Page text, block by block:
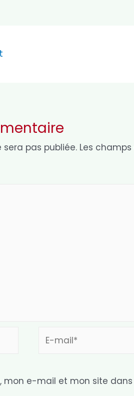
pas publiée. Les
E-
mon e-mail et mon site